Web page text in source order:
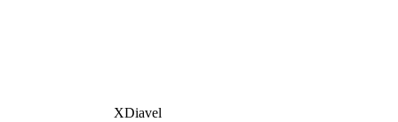
XDiavel